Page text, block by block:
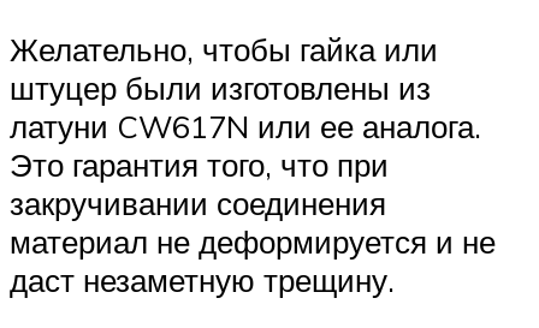
Желательно, чтобы гайка или
штуцер были изготовлены из
латуни CW617N или ее аналога.
Это гарантия того, что при
закручивании соединения
материал не деформируется и не
даст незаметную трещину.